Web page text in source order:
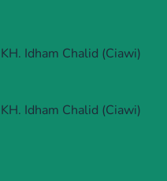
Idham Chalid (Ciawi)
Idham Chalid (Ciawi)